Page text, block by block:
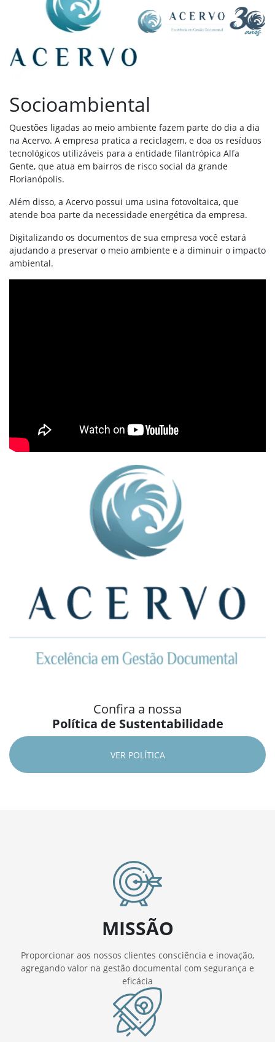
Socioambiental
Questões ligadas ao meio ambiente fazem parte do dia a dia
na Acervo. A empresa pratica a reciclagem, e doa os resíduos
tecnológicos utilizáveis para a entidade filantrópica Alfa
Gente, que atua em bairros de risco social da grande
Florianópolis.
Além disso, a Acervo possui uma usina fotovoltaica, que
atende boa parte da necessidade energética da empresa.
Digitalizando os documentos de sua empresa você estará
ajudando a preservar o meio ambiente e a diminuir o impacto
ambiental.
Confira a nossa
Política de Sustentabilidade
VER POLÍTICA
MISSÃO
Proporcionar aos nossos clientes consciência e inovação,
agregando valor na gestão documental com segurança e
eficácia